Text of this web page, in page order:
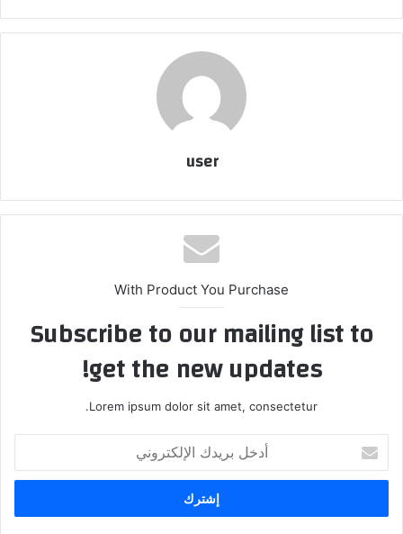
user
With Product You Purchase
Subscribe to our mailing list to
get the new updates!
Lorem ipsum dolor sit amet, consectetur.
بريدك
الإلكتروني